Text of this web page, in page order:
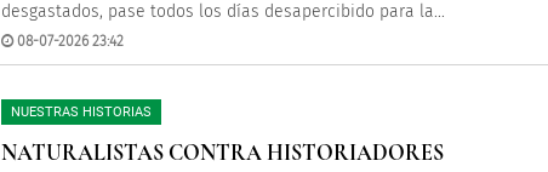
desgastados, pase todos los días desapercibido para la...
08-07-2026 23:42
NUESTRAS HISTORIAS
NATURALISTAS CONTRA HISTORIADORES